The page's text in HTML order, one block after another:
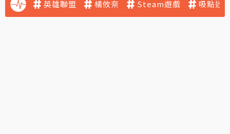
英雄聯盟 橘攸奈 Steam遊戲 吸點迷